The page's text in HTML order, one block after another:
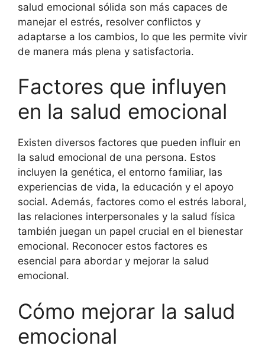
salud emocional sólida son más capaces de
manejar el estrés, resolver conflictos y
adaptarse a los cambios, lo que les permite vivir
de manera más plena y satisfactoria.
Factores que influyen
en la salud emocional
Existen diversos factores que pueden influir en
la salud emocional de una persona. Estos
incluyen la genética, el entorno familiar, las
experiencias de vida, la educación y el apoyo
social. Además, factores como el estrés laboral,
las relaciones interpersonales y la salud física
también juegan un papel crucial en el bienestar
emocional. Reconocer estos factores es
esencial para abordar y mejorar la salud
emocional.
Cómo mejorar la salud
emocional